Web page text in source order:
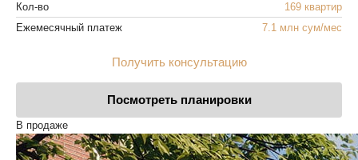
Кол-во
169 квартир
Ежемесячный платеж
7.1 млн сум/мес
Получить консультацию
Посмотреть планировки
В продаже